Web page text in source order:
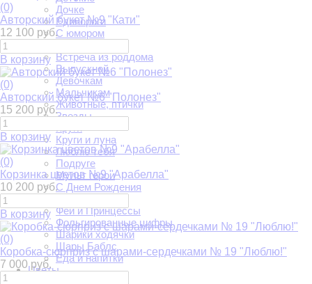
Дочке
Единороги
С юмором
Встреча из роддома
Выпускной
Девочкам
Мальчикам
Животные, птички
Звезды
Круги
Круги и луна
Люблю тебя
Подруге
Мульт герои
С Днем Рождения
Феи и Принцессы
Фольгированные цифры
Шарики ходячки
Шары Баблс
Еда и напитки
Цветы
(0)
Авторский букет №9 "Кати"
12 100 руб.
В корзину
(0)
Авторский букет №6 "Полонез"
15 200 руб.
В корзину
(0)
Корзинка цветов №9 "Арабелла"
10 200 руб.
В корзину
(0)
Коробка-сюрприз с шарами-сердечками № 19 "Люблю!"
7 000 руб.